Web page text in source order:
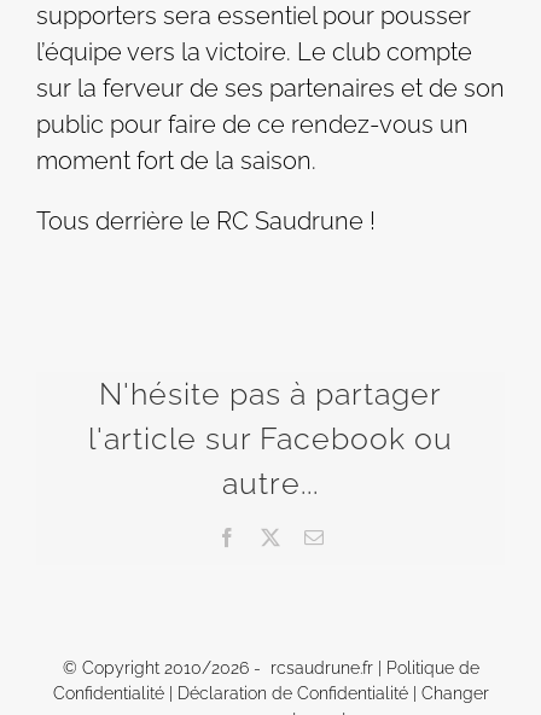
supporters sera essentiel pour pousser
l’équipe vers la victoire. Le club compte
sur la ferveur de ses partenaires et de son
public pour faire de ce rendez-vous un
moment fort de la saison.
Tous derrière le RC Saudrune !
N'hésite pas à partager
l'article sur Facebook ou
autre...
Facebook Email
© Copyright 2010/2026 - rcsaudrune.fr | Politique de
Confidentialité| Déclaration de Confidentialité| Changer